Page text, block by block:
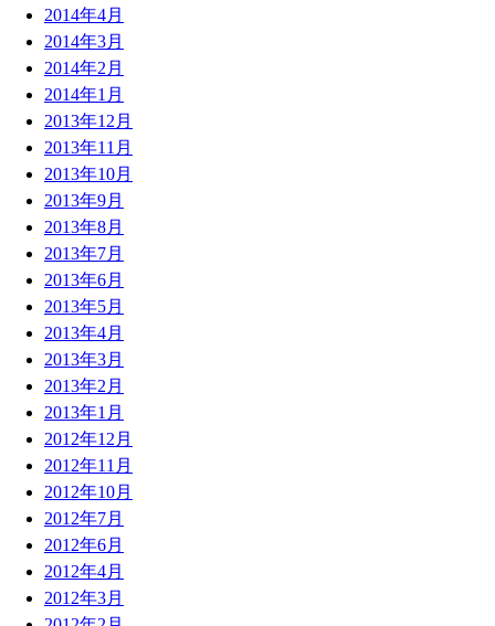
2014年4月
2014年3月
2014年2月
2014年1月
2013年12月
2013年11月
2013年10月
2013年9月
2013年8月
2013年7月
2013年6月
2013年5月
2013年4月
2013年3月
2013年2月
2013年1月
2012年12月
2012年11月
2012年10月
2012年7月
2012年6月
2012年4月
2012年3月